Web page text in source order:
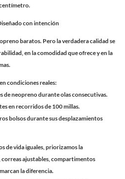
con intención
baratos. Pero la verdadera calidad se
en la comodidad que ofrece y en la
condiciones reales:
de neopreno durante olas consecutivas.
en recorridos de 100 millas.
bolsos durante sus desplazamientos
de vida iguales, priorizamos la
ajustables, compartimentos
la diferencia.